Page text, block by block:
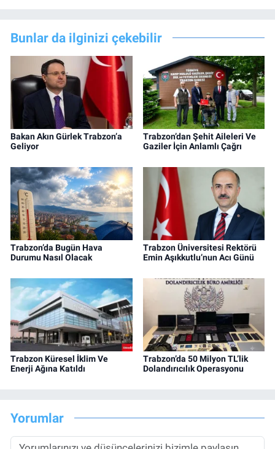
Bunlar da ilginizi çekebilir
Bakan Akın Gürlek Trabzon’a
Geliyor
Trabzon’dan Şehit Aileleri Ve
Gaziler İçin Anlamlı Çağrı
Trabzon’da Bugün Hava
Durumu Nasıl Olacak
Trabzon Üniversitesi Rektörü
Emin Aşıkkutlu’nun Acı Günü
Trabzon Küresel İklim Ve
Enerji Ağına Katıldı
Trabzon’da 50 Milyon TL’lik
Dolandırıcılık Operasyonu
Yorumlar